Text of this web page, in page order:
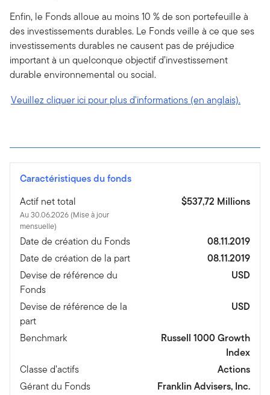
Enfin, le Fonds alloue au moins 10 % de son portefeuille à
des investissements durables. Le Fonds veille à ce que ses
investissements durables ne causent pas de préjudice
important à un quelconque objectif d’investissement
durable environnemental ou social.
Veuillez cliquer ici pour plus d'informations (en anglais).
Caractéristiques du fonds
Actif net total
Au 30.06.2026 (Mise à jour
mensuelle)
$537,72 Millions
Date de création du Fonds
08.11.2019
Date de création de la part
08.11.2019
Devise de référence du
Fonds
USD
Devise de référence de la
part
USD
Benchmark
Russell 1000 Growth
Index
Classe d’actifs
Actions
Gérant du Fonds
Franklin Advisers, Inc.